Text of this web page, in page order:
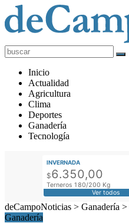
deCampoNoticias
Actualidad
Agropecuaria
Inicio
Actualidad
Agricultura
Clima
Deportes
Ganadería
Tecnología
INVERNADA
$6.350,00
Terneros 180/200 Kg
Ver todos
deCampoNoticias > Ganadería >
Ganadería